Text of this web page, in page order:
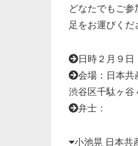
どなたでもご
足をお運びくだ
日時２月９
会場：日本共
渋谷区千駄ヶ谷
弁士：
小池晃 日本共